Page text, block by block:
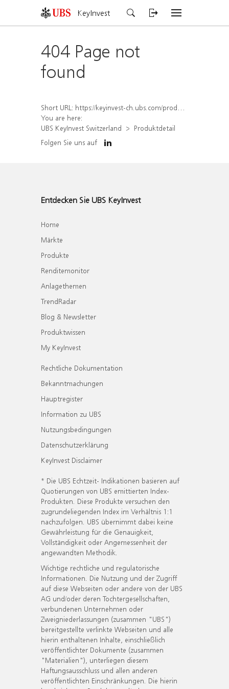
KeyInvest
404 Page not
found
Short URL: https://keyinvest-ch.ubs.com/produkt/detail/index/isin/CH1578789799
You are here:
UBS KeyInvest Switzerland
Produktdetail
Folgen Sie uns auf
Entdecken Sie UBS KeyInvest
Home
Märkte
Produkte
Renditemonitor
Anlagethemen
TrendRadar
Blog & Newsletter
Produktwissen
My KeyInvest
Rechtliche Dokumentation
Bekanntmachungen
Hauptregister
Information zu UBS
Nutzungsbedingungen
Datenschutzerklärung
KeyInvest Disclaimer
* Die UBS Echtzeit- Indikationen basieren auf
Quotierungen von UBS emittierten Index-
Produkten. Diese Produkte versuchen den
zugrundeliegenden Index im Verhältnis 1:1
nachzufolgen. UBS übernimmt dabei keine
Gewährleistung für die Genauigkeit,
Vollständigkeit oder Angemessenheit der
angewandten Methodik.
Wichtige rechtliche und regulatorische
Informationen. Die Nutzung und der Zugriff
auf diese Webseiten oder andere von der UBS
AG und/oder deren Tochtergesellschaften,
verbundenen Unternehmen oder
Zweigniederlassungen (zusammen "UBS")
bereitgestellte verlinkte Webseiten und alle
hierin enthaltenen Inhalte, einschließlich
veröffentlichter Dokumente (zusammen
"Materialien"), unterliegen diesem
Haftungsausschluss und allen anderen
veröffentlichten Einschränkungen. Die hierin